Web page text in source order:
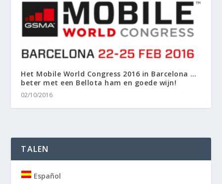
Het Mobile World Congress 2016 in Barcelona …
beter met een Bellota ham en goede wijn!
02/10/2016
TALEN
Español